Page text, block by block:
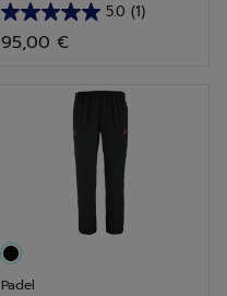
5.0 (1)
5.0
sur
95,00 €
Padel